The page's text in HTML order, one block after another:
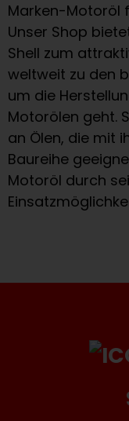
Marken-Motoröl
Unser Shop
Shell zum
weltweit zu den
um die
Motorölen geht.
an Ölen, die mit
Baureihe
Motoröl durch